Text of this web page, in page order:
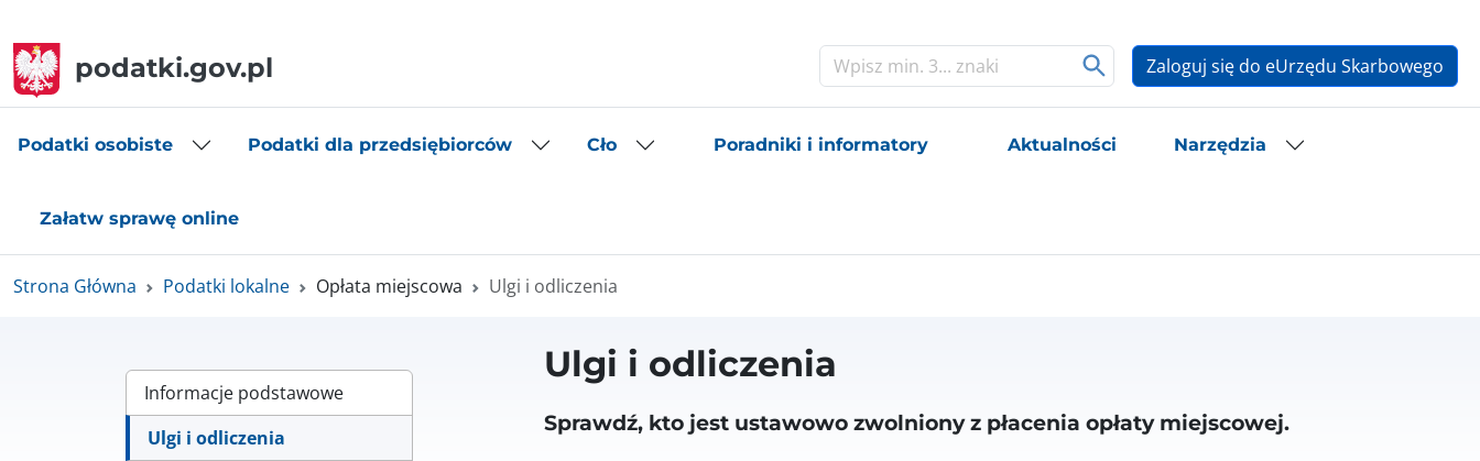
podatki.gov.pl Zaloguj się do eUrzędu Skarbowego
Podatki osobiste Podatki dla przedsiębiorców Cło Poradniki i informatory Aktualności Narzędzia
Załatw sprawę online
Strona Główna Podatki lokalne Opłata miejscowa Ulgi i odliczenia
Informacje podstawowe
Ulgi i odliczenia
Ulgi i odliczenia
Sprawdź, kto jest ustawowo zwolniony z płacenia opłaty miejscowej.